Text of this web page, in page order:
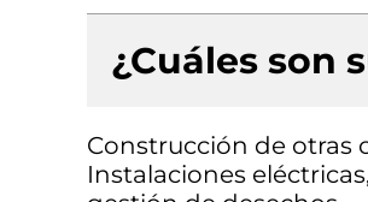
¿Cuáles son
Construcción de otras
Instalaciones